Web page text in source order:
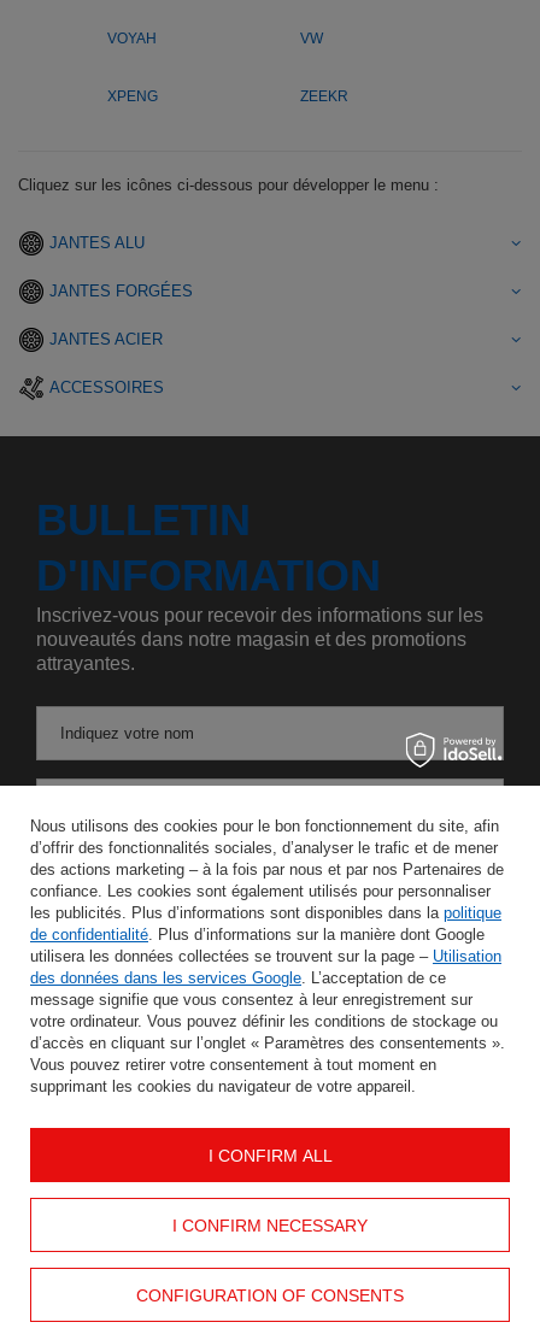
VOYAH VW
XPENG ZEEKR
Cliquez sur les icônes ci-dessous pour développer le menu :
JANTES ALU
JANTES FORGÉES
JANTES ACIER
ACCESSOIRES
BULLETIN
D'INFORMATION
Inscrivez-vous pour recevoir des informations sur les
nouveautés dans notre magasin et des promotions
attrayantes.
Indiquez votre nom
J'accepte le traitement de mes données personnelles aux fins et dans le cadre du service Newsletter dans la rubrique
ÉCONOMISER
AIDER
INFORMATION
MON COMPTE
Nous utilisons des cookies pour le bon fonctionnement du site, afin
d’offrir des fonctionnalités sociales, d’analyser le trafic et de mener
des actions marketing – à la fois par nous et par nos Partenaires de
confiance. Les cookies sont également utilisés pour personnaliser
les publicités. Plus d’informations sont disponibles dans la politique
de confidentialité. Plus d’informations sur la manière dont Google
utilisera les données collectées se trouvent sur la page – Utilisation
des données dans les services Google. L’acceptation de ce
message signifie que vous consentez à leur enregistrement sur
votre ordinateur. Vous pouvez définir les conditions de stockage ou
d’accès en cliquant sur l’onglet « Paramètres des consentements ».
Vous pouvez retirer votre consentement à tout moment en
supprimant les cookies du navigateur de votre appareil.
I CONFIRM NECESSARY
CONFIGURATION OF CONSENTS
I CONFIRM ALL